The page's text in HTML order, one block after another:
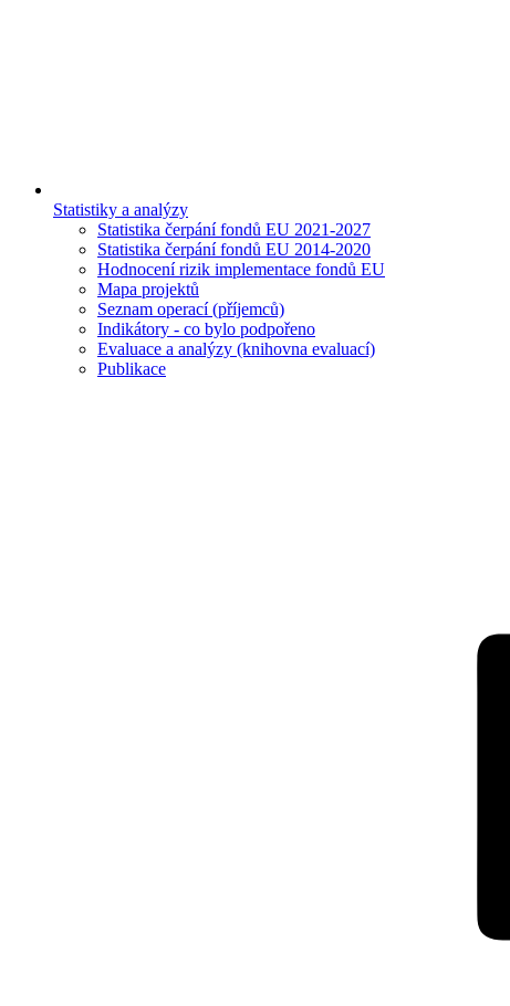
Statistiky a analýzy
Statistika čerpání fondů EU 2021-2027
Statistika čerpání fondů EU 2014-2020
Hodnocení rizik implementace fondů EU
Mapa projektů
Seznam operací (příjemců)
Indikátory - co bylo podpořeno
Evaluace a analýzy (knihovna evaluací)
Publikace